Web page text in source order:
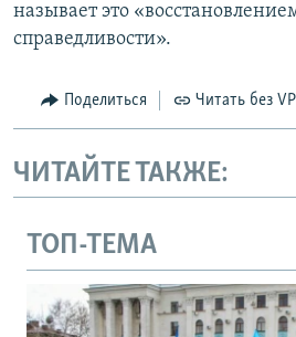
называет это
справедливости».
Поделиться Читать без
ЧИТАЙТЕ ТАКЖЕ:
ТОП-ТЕМА